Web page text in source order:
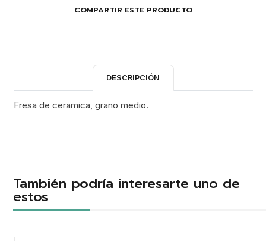
COMPARTIR ESTE PRODUCTO
DESCRIPCIÓN
Fresa de ceramica, grano medio.
También podría interesarte uno de
estos